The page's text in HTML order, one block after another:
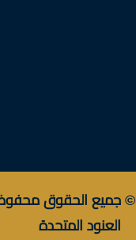
حقوق النشر 2026 © جميع
العنود المتحدة